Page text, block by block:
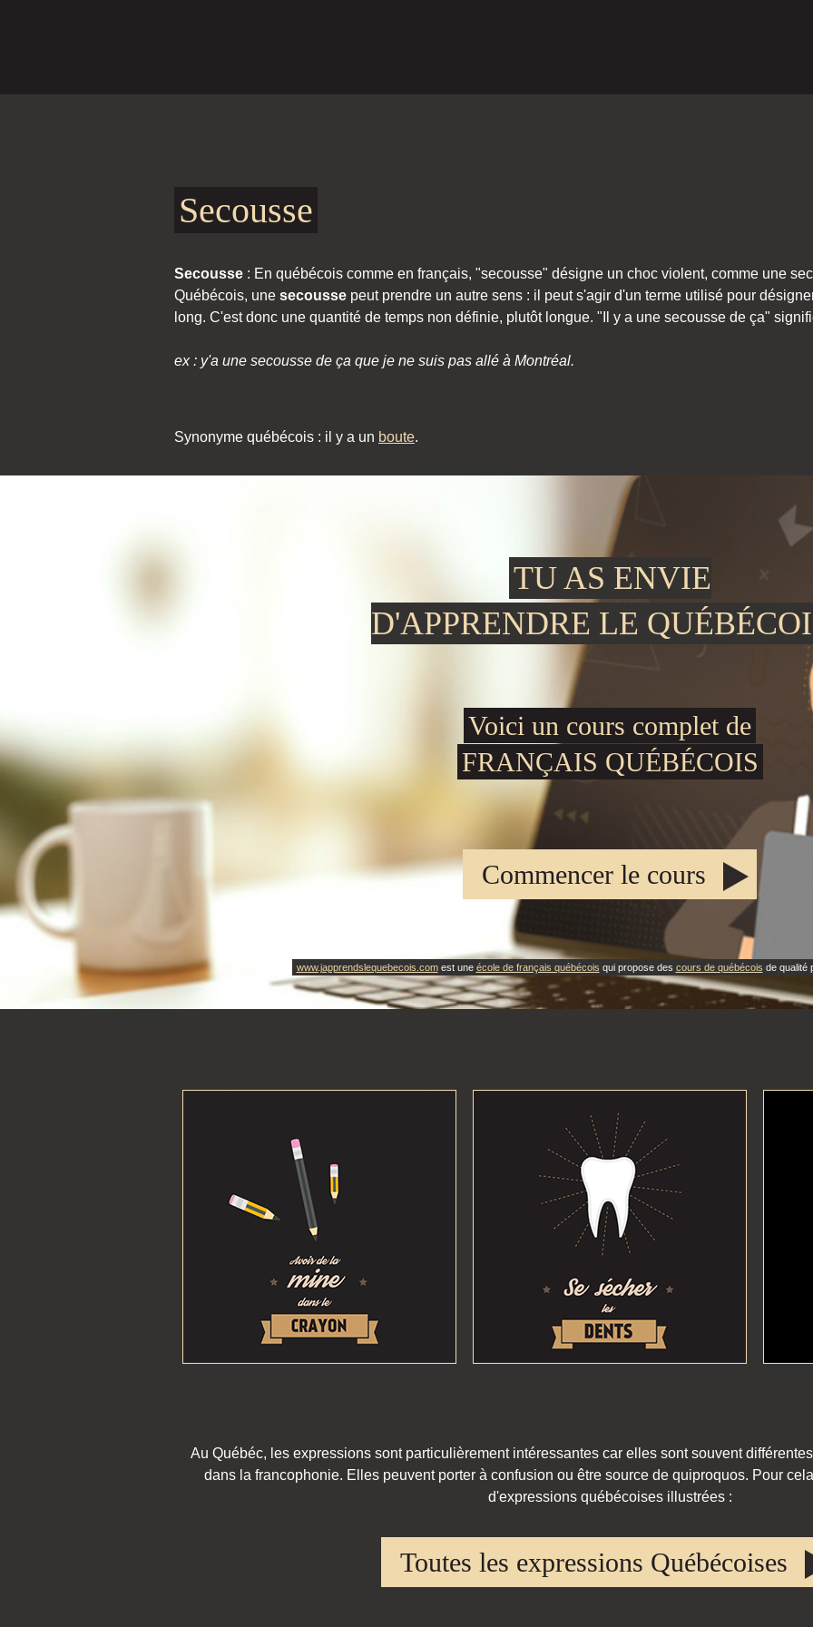
Secousse
Secousse : En québécois comme en français, "secousse" désigne un choc violent, comme une
Québécois, une secousse peut prendre un autre sens : il peut s'agir d'un terme utilisé pour
long. C'est donc une quantité de temps non définie, plutôt longue. "Il y a une secousse de ça"
ex : y'a une secousse de ça que je ne suis pas allé à Montréal.
Synonyme québécois : il y a un boute.
TU AS ENVIE
D'APPRENDRE LE
Voici un cours complet de
FRANÇAIS QUÉBÉCOIS
Commencer le cours
www.japprendslequebecois.comest une école de français québécois qui propose des cours de québécois de qualité
Au Québéc, les expressions sont particulièrement intéressantes car elles sont souvent
dans la francophonie. Elles peuvent porter à confusion ou être source de quiproquos. Pour
d'expressions québécoises illustrées :
Toutes les expressions Québécoises